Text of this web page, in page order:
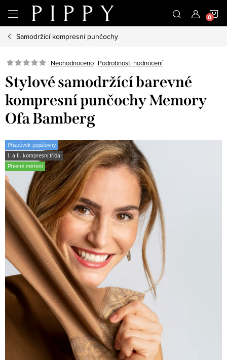
obsah
Samodržící kompresní punčochy
Neohodnoceno Podrobnosti hodnocení
Stylové samodržící barevné
kompresní punčochy Memory
Ofa Bamberg
Příspěvek pojišťovny
I. a II. kompresní třída
Přesné měření